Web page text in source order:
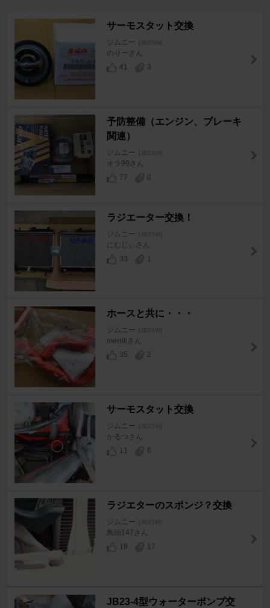
サーモスタット交換
ジムニー [JB23W]
のりーさん
41
3
予防整備（エンジン、ブレーキ
関連）
ジムニー [JB23W]
オラ99さん
77
0
ラジエーター交換！
ジムニー [JB23W]
にむじぃさん
33
1
ホースと共に・・・
ジムニー [JB23W]
merrillさん
35
2
サーモスタット交換
ジムニー [JB23W]
かるつさん
11
6
ラジエターのスポンジ？交換
ジムニー [JB23W]
鳥頭147さん
19
17
JB23-4型ウォーターポンプ交